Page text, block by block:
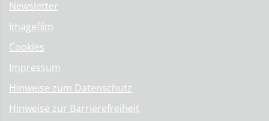
Newsletter
Imagefilm
Cookies
Impressum
Hinweise zum Datenschutz
Hinweise zur Barrierefreiheit